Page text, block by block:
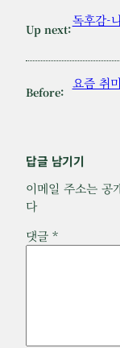
Up next:
독후감-
Before:
요즘 취
답글 남기기
이메일 주소는 공
다
댓글 *